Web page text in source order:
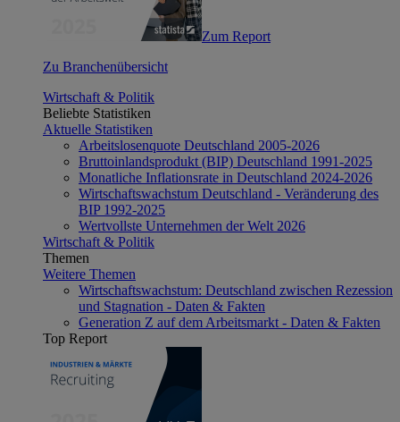
Zum Report
Zu Branchenübersicht
Wirtschaft & Politik
Beliebte Statistiken
Aktuelle Statistiken
Arbeitslosenquote Deutschland 2005-2026
Bruttoinlandsprodukt (BIP) Deutschland 1991-2025
Monatliche Inflationsrate in Deutschland 2024-2026
Wirtschaftswachstum Deutschland - Veränderung des
BIP 1992-2025
Wertvollste Unternehmen der Welt 2026
Wirtschaft & Politik
Themen
Weitere Themen
Wirtschaftswachstum: Deutschland zwischen Rezession
und Stagnation - Daten & Fakten
Generation Z auf dem Arbeitsmarkt - Daten & Fakten
Top Report